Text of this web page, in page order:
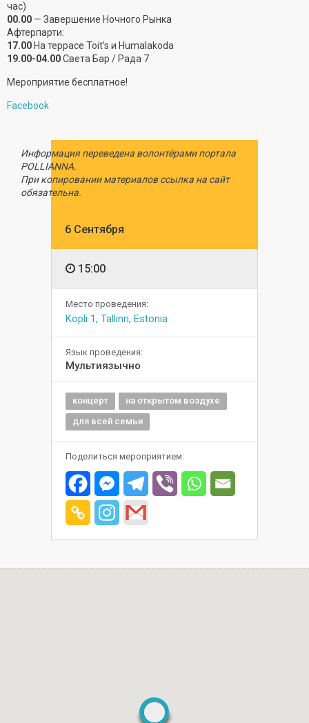
час)
00.00 — Завершение Ночного Рынка
Афтерпарти:
17.00 На террасе Toit’s и Humalakoda
19.00-04.00Света Бар / Рада 7
Мероприятие бесплатное!
Facebook
Информация переведена волонтёрами портала
POLLIANNA.
При копировании материалов ссылка на сайт
обязательна.
6 Сентября
15:00
Место проведения:
Kopli 1, Tallinn, Estonia
Язык проведения:
Мультиязычно
концерт
на открытом воздухе
для всей семьи
Поделиться мероприятием: